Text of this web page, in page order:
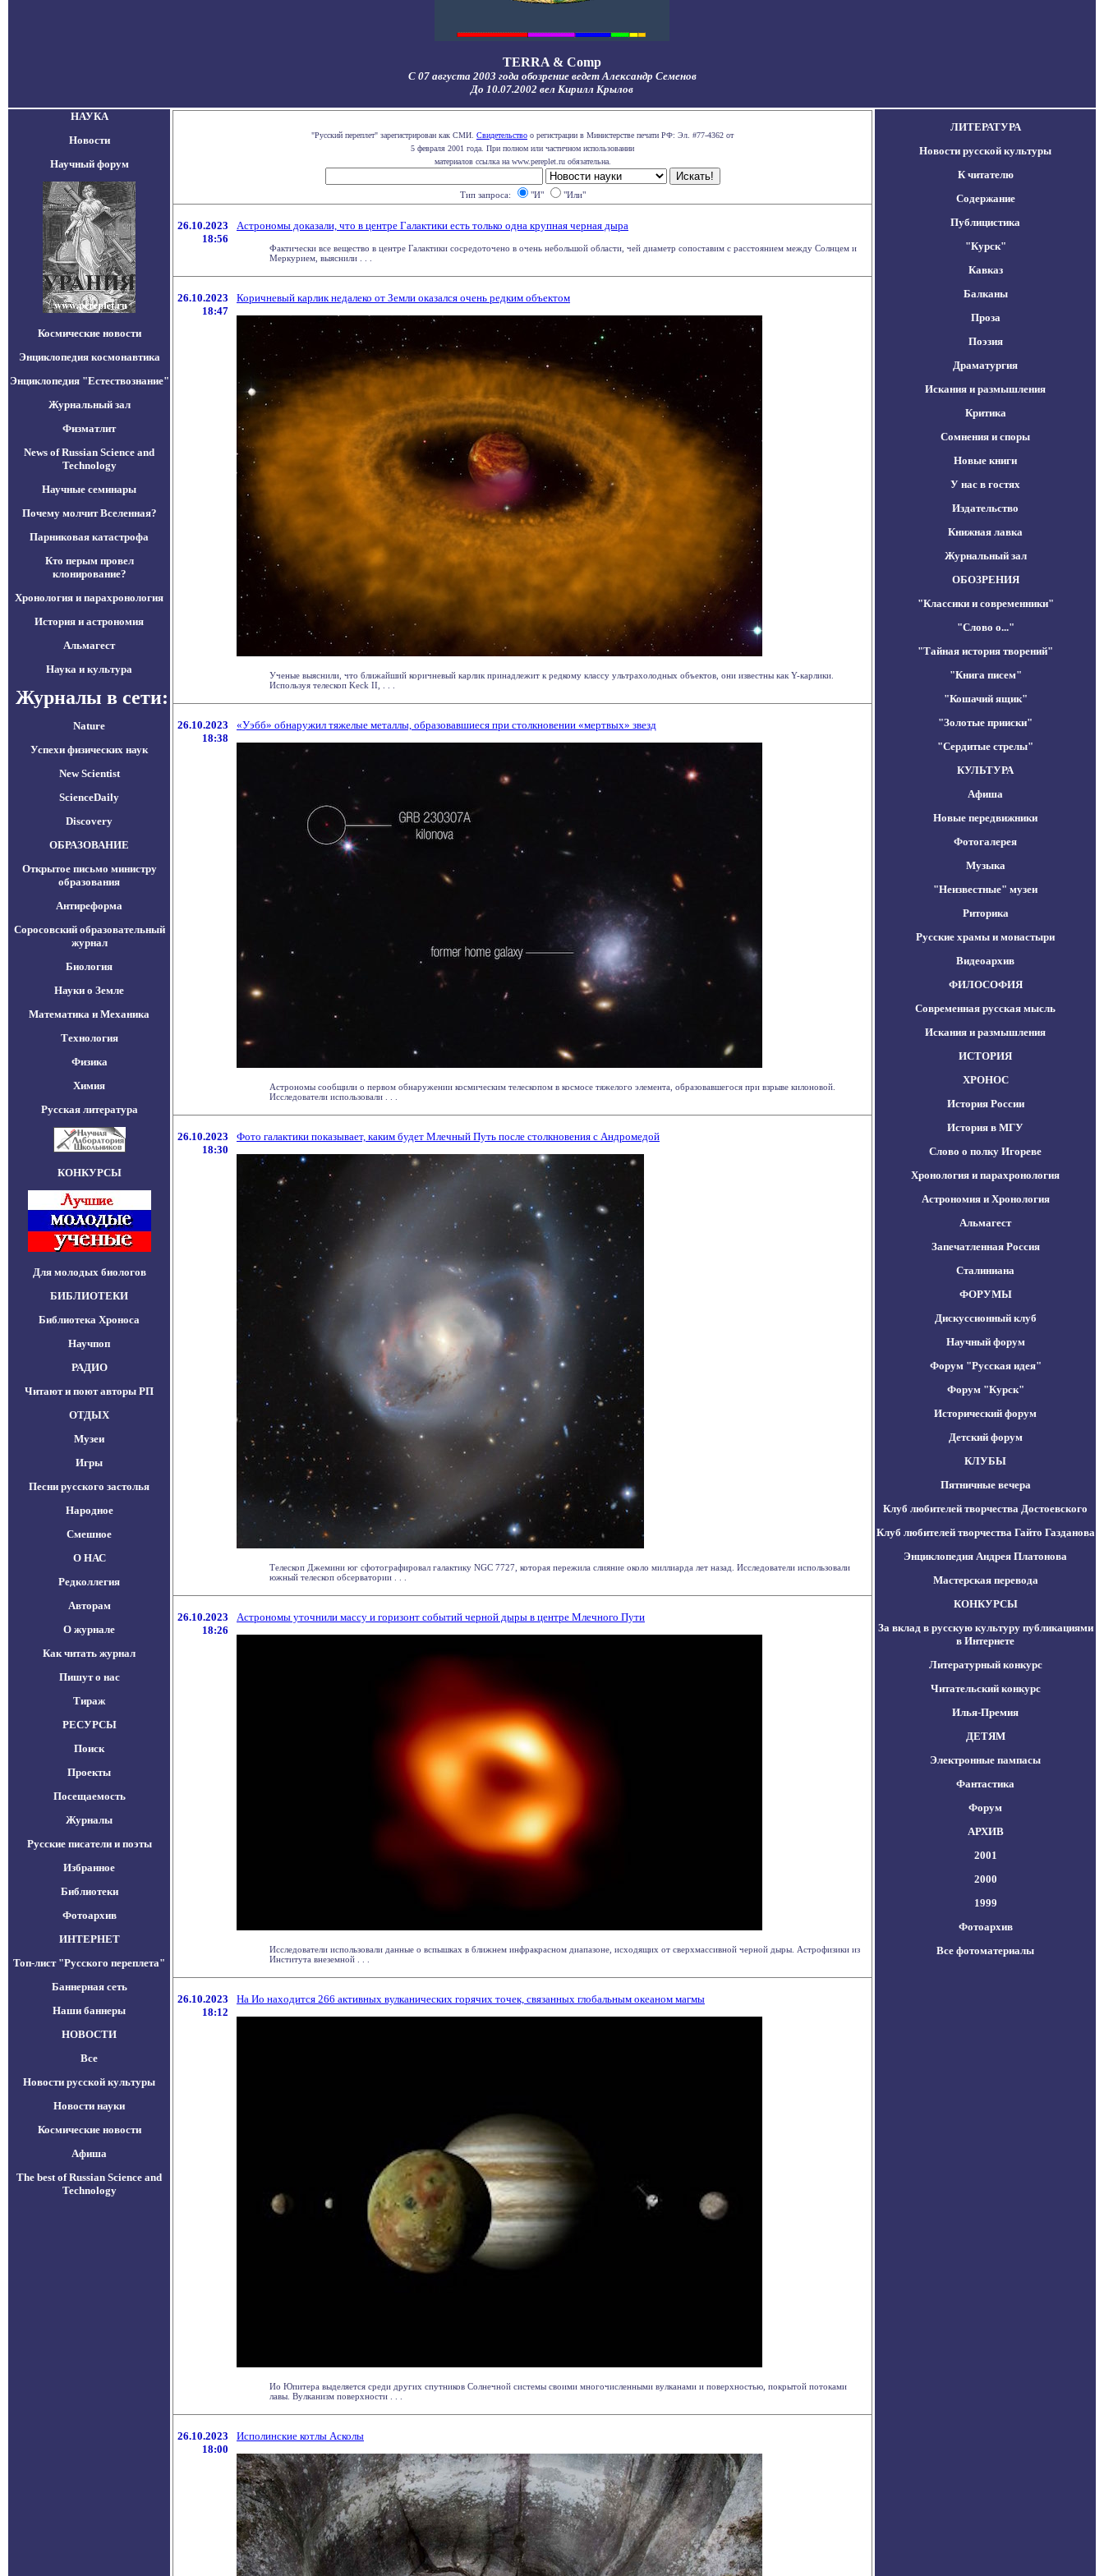
TERRA & Comp
С 07 августа 2003 года обозрение ведет Александр Семенов
До 10.07.2002 вел Кирилл Крылов
НАУКА
Новости
Научный форум
Космические новости
Энциклопедия космонавтика
Энциклопедия "Естествознание"
Журнальный зал
Физматлит
News of Russian Science and
Technology
Научные семинары
Почему молчит Вселенная?
Парниковая катастрофа
Кто перым провел
клонирование?
Хронология и парахронология
История и астрономия
Альмагест
Наука и культура
Журналы в сети:
Nature
Успехи физических наук
New Scientist
ScienceDaily
Discovery
ОБРАЗОВАНИЕ
Открытое письмо министру
образования
Антиреформа
Соросовский образовательный
журнал
Биология
Науки о Земле
Математика и Механика
Технология
Физика
Химия
Русская литература
КОНКУРСЫ
Для молодых биологов
БИБЛИОТЕКИ
Библиотека Хроноса
Научпоп
РАДИО
Читают и поют авторы РП
ОТДЫХ
Музеи
Игры
Песни русского застолья
Народное
Смешное
О НАС
Редколлегия
Авторам
О журнале
Как читать журнал
Пишут о нас
Тираж
РЕСУРСЫ
Поиск
Проекты
Посещаемость
Журналы
Русские писатели и поэты
Избранное
Библиотеки
Фотоархив
ИНТЕРНЕТ
Топ-лист "Русского переплета"
Баннерная сеть
Наши баннеры
НОВОСТИ
Все
Новости русской культуры
Новости науки
Космические новости
Афиша
The best of Russian Science and
Technology
"Русский переплет" зарегистрирован как СМИ. Свидетельство о регистрации в Министерстве печати РФ: Эл. #77-4362 от
5 февраля 2001 года. При полном или частичном использовании
материалов ссылка на www.pereplet.ru обязательна.
Тип запроса: "И" "Или"
26.10.2023
18:56
Астрономы доказали, что в центре Галактики есть только одна крупная черная дыра
Фактически все вещество в центре Галактики сосредоточено в очень небольшой области, чей диаметр сопоставим с расстоянием между Солнцем и
Меркурием, выяснили . . .
26.10.2023
18:47
Коричневый карлик недалеко от Земли оказался очень редким объектом
Ученые выяснили, что ближайший коричневый карлик принадлежит к редкому классу ультрахолодных объектов, они известны как Y-карлики.
Используя телескоп Keck II, . . .
26.10.2023
18:38
«Уэбб» обнаружил тяжелые металлы, образовавшиеся при столкновении «мертвых» звезд
Астрономы сообщили о первом обнаружении космическим телескопом в космосе тяжелого элемента, образовавшегося при взрыве килоновой.
Исследователи использовали . . .
26.10.2023
18:30
Фото галактики показывает, каким будет Млечный Путь после столкновения с Андромедой
Телескоп Джемини юг сфотографировал галактику NGC 7727, которая пережила слияние около миллиарда лет назад. Исследователи использовали
южный телескоп обсерватории . . .
26.10.2023
18:26
Астрономы уточнили массу и горизонт событий черной дыры в центре Млечного Пути
Исследователи использовали данные о вспышках в ближнем инфракрасном диапазоне, исходящих от сверхмассивной черной дыры. Астрофизики из
Института внеземной . . .
26.10.2023
18:12
На Ио находится 266 активных вулканических горячих точек, связанных глобальным океаном магмы
Ио Юпитера выделяется среди других спутников Солнечной системы своими многочисленными вулканами и поверхностью, покрытой потоками
лавы. Вулканизм поверхности . . .
26.10.2023
18:00
Исполинские котлы Асколы
ЛИТЕРАТУРА
Новости русской культуры
К читателю
Содержание
Публицистика
"Курск"
Кавказ
Балканы
Проза
Поэзия
Драматургия
Искания и размышления
Критика
Сомнения и споры
Новые книги
У нас в гостях
Издательство
Книжная лавка
Журнальный зал
ОБОЗРЕНИЯ
"Классики и современники"
"Слово о..."
"Тайная история творений"
"Книга писем"
"Кошачий ящик"
"Золотые прииски"
"Сердитые стрелы"
КУЛЬТУРА
Афиша
Новые передвижники
Фотогалерея
Музыка
"Неизвестные" музеи
Риторика
Русские храмы и монастыри
Видеоархив
ФИЛОСОФИЯ
Современная русская мысль
Искания и размышления
ИСТОРИЯ
ХРОНОС
История России
История в МГУ
Слово о полку Игореве
Хронология и парахронология
Астрономия и Хронология
Альмагест
Запечатленная Россия
Сталиниана
ФОРУМЫ
Дискуссионный клуб
Научный форум
Форум "Русская идея"
Форум "Курск"
Исторический форум
Детский форум
КЛУБЫ
Пятничные вечера
Клуб любителей творчества Достоевского
Клуб любителей творчества Гайто Газданова
Энциклопедия Андрея Платонова
Мастерская перевода
КОНКУРСЫ
За вклад в русскую культуру публикациями
в Интернете
Литературный конкурс
Читательский конкурс
Илья-Премия
ДЕТЯМ
Электронные пампасы
Фантастика
Форум
АРХИВ
2001
2000
1999
Фотоархив
Все фотоматериалы